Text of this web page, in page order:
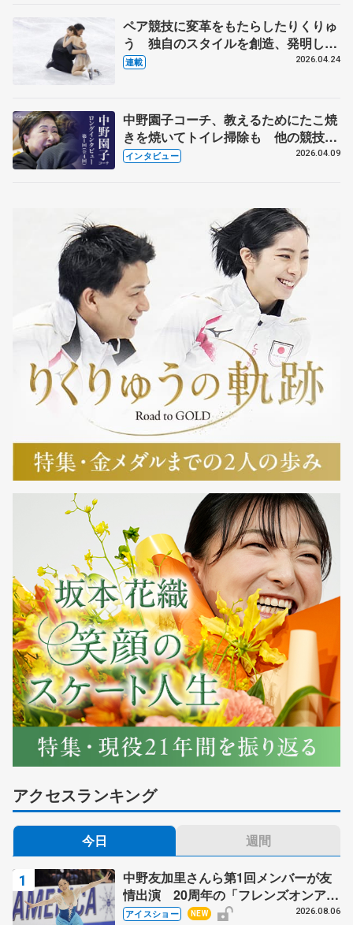
ペア競技に変革をもたらしたりくりゅ
う 独自のスタイルを創造、発明した
【引退発表後②】
連載 2026.04.24
中野園子コーチ、教えるためにたこ焼
きを焼いてトイレ掃除も 他の競技に
も通用するという坂本花織の筋肉
インタビュー 2026.04.09
アクセスランキング
今日 週間
中野友加里さんら第1回メンバーが友
情出演 20周年の「フレンズオンアイ
ス」 宮本賢二さん、有川梨絵さん、
アイスショー NEW 2026.08.06